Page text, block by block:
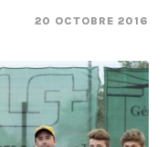
20 OCTOBRE 2016